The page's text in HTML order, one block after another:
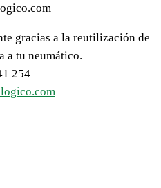
gracias a la reutilización de
a tu neumático.
254